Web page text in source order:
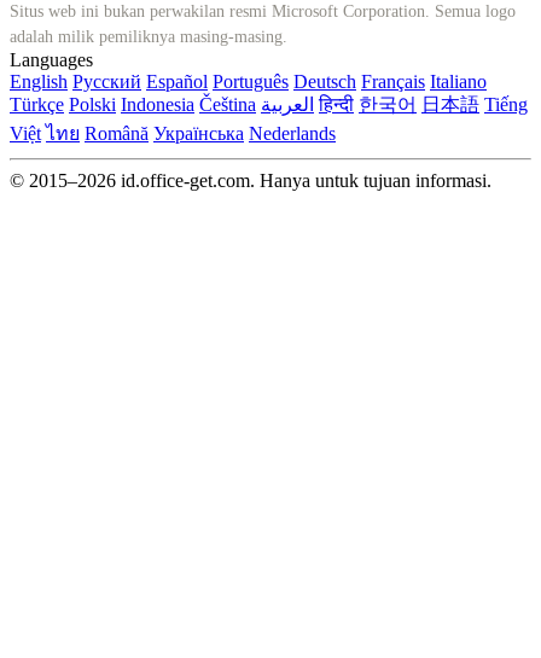
Situs web ini bukan perwakilan resmi Microsoft Corporation. Semua logo
adalah milik pemiliknya masing-masing.
Languages
English Русский Español Português Deutsch Français Italiano
Türkçe Polski Indonesia Čeština العربية हिन्दी 한국어 日本語 Tiếng
Việt ไทย Română Українська Nederlands
© 2015–2026 id.office-get.com. Hanya untuk tujuan informasi.